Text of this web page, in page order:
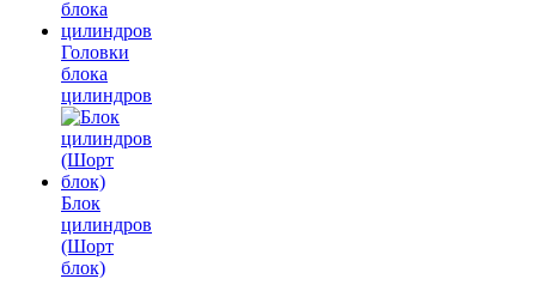
Головки
блока
цилиндров
Блок
цилиндров
(Шорт
блок)